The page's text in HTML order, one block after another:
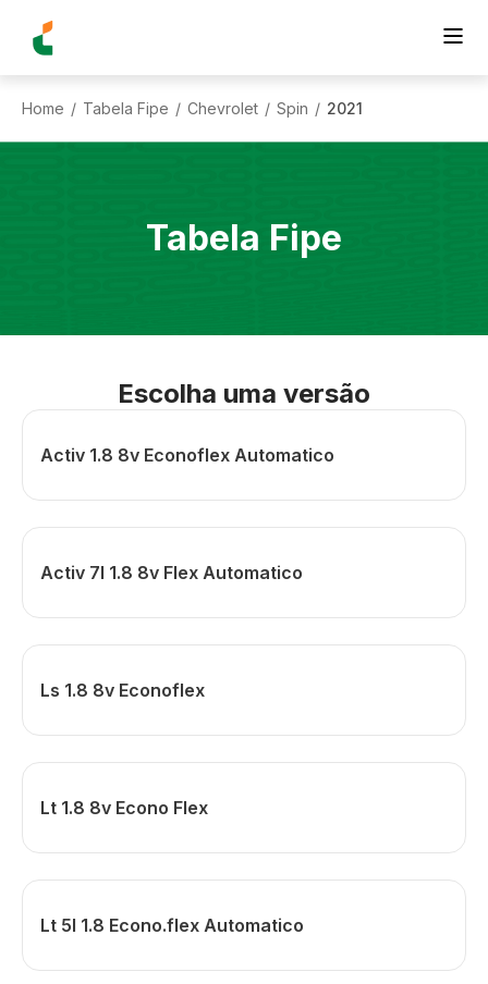
Home / Tabela Fipe / Chevrolet / Spin / 2021
Tabela Fipe
Escolha uma versão
Activ 1.8 8v Econoflex Automatico
Activ 7l 1.8 8v Flex Automatico
Ls 1.8 8v Econoflex
Lt 1.8 8v Econo Flex
Lt 5l 1.8 Econo.flex Automatico